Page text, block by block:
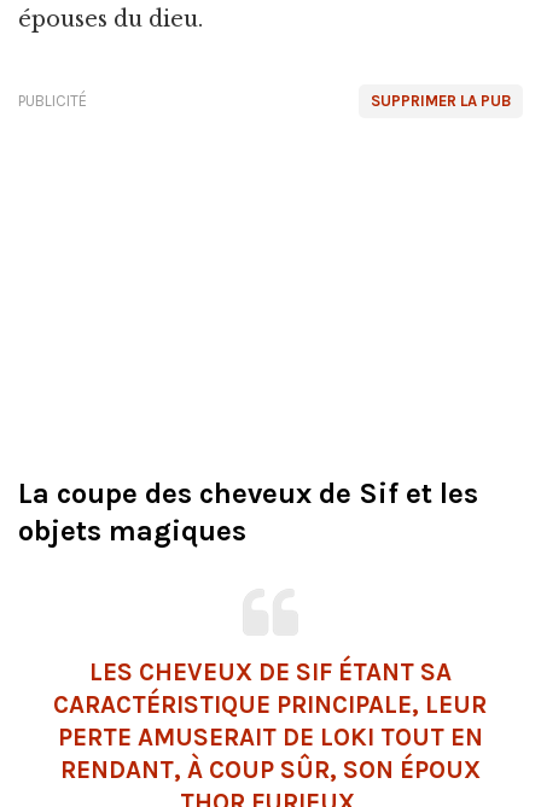
épouses du dieu.
SUPPRIMER LA PUB
PUBLICITÉ
La coupe des cheveux de Sif et les
objets magiques
LES CHEVEUX DE SIF ÉTANT SA
CARACTÉRISTIQUE PRINCIPALE, LEUR
PERTE AMUSERAIT DE LOKI TOUT EN
RENDANT, À COUP SÛR, SON ÉPOUX